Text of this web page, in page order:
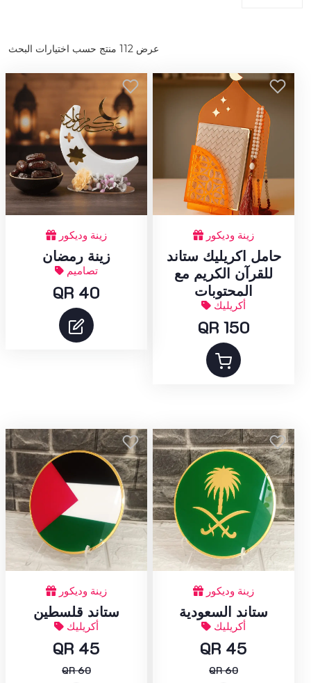
عرض 112 منتج حسب اختيارات البحث
زينة وديكور
زينة رمضان
تصاميم
QR 40
زينة وديكور
حامل اكريليك ستاند
للقرآن الكريم مع
المحتوبات
أكريليك
QR 150
زينة وديكور
ستاند قلسطين
أكريليك
QR 45
QR 60
زينة وديكور
ستاند السعودية
أكريليك
QR 45
QR 60